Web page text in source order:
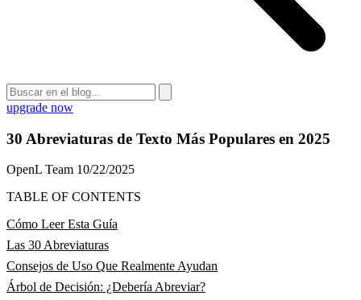
upgrade now
30 Abreviaturas de Texto Más Populares en 2025
OpenL Team 10/22/2025
TABLE OF CONTENTS
Cómo Leer Esta Guía
Las 30 Abreviaturas
Consejos de Uso Que Realmente Ayudan
Árbol de Decisión: ¿Debería Abreviar?